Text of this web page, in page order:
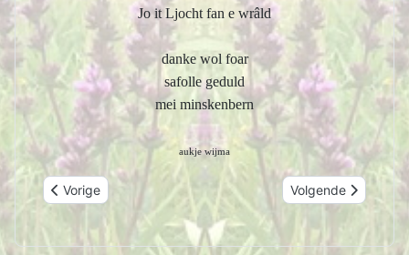
Jo it Ljocht fan e wrâld
danke wol foar
safolle geduld
mei minskenbern
aukje wijma
Vorig artikel: ferwûndering
Vorige Volgende artikel:
Volgende